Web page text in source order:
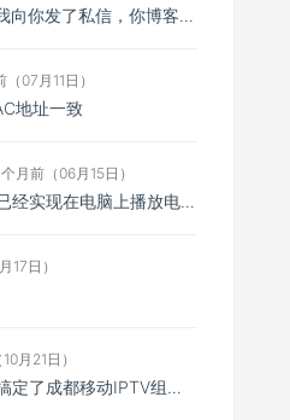
b战那个是你么？ 我向你发了私信，你博客怎么一点ViewFaceCore相关的东西都没有。 Vie...
07月11日）
地址一致
月前（06月15日）
跟着楼主的教程，已经实现在电脑上播放电视直播，但是有个问题，我是在光猫上设置了两个IPTV口，其中一...
17日）
月21日）
参考博主教程成功搞定了成都移动IPTV组播转单播，电脑、手机都可以播放了。但目前有个问题，原IPTV...